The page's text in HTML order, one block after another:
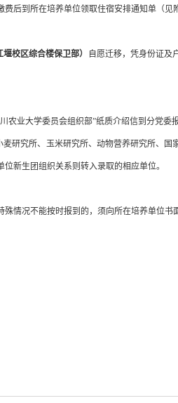
费后到所在培养单位领取住宿安排通知单（见
堰校区综合楼保卫部） 自愿迁移，凭身份证及
农业大学委员会组织部”纸质介绍信到分党委报
麦研究所、玉米研究所、动物营养研究所、国
新生团组织关系则转入录取的相应单位。
殊情况不能按时报到的，须向所在培养单位书